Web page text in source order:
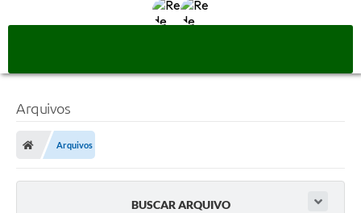
Arquivos
Arquivos
BUSCAR ARQUIVO